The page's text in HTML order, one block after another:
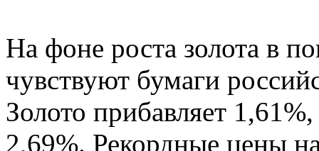
На фоне роста золота в
чувствуют бумаги
Золото прибавляет
2,69%. Рекордные цены